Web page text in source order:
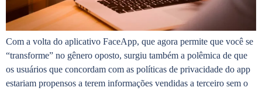
Com a volta do aplicativo FaceApp, que agora permite que você se
“transforme” no gênero oposto, surgiu também a polêmica de que
os usuários que concordam com as políticas de privacidade do app
estariam propensos a terem informações vendidas a terceiro sem o